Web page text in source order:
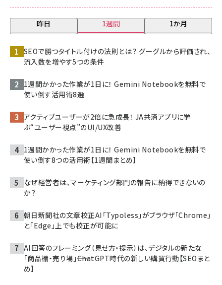
昨日 1週間 1か月
SEOで勝つタイトル付けの法則とは？ グーグルから評価され、
流入数を増やす5つの条件
1週間かかった作業が1日に！ Gemini Notebookを無料で
使い倒す活用術8選
アクティブユーザーが2倍に急成長！ JA共済アプリに学
ぶ“ユーザー視点”のUI/UX改善
1週間かかった作業が1日に！ Gemini Notebookを無料で
使い倒す8つの活用術【1週間まとめ】
なぜ経営者は、マーケティング部門の報告に納得できないの
か？
朝日新聞社の文章校正AI「Typoless」がブラウザ「Chrome」
と「Edge」上でも校正が可能に
AI回答のフレーミング（見せ方・提示）は、デジタルの新たな
「商品棚・売り場」――ChatGPT時代の新しい購買行動【SEOまと
め】